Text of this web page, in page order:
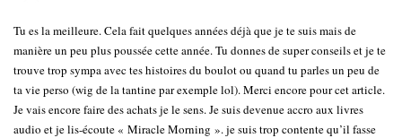
Tu es la meilleure. Cela fait quelques années déjà que je te suis mais de
manière un peu plus poussée cette année. Tu donnes de super conseils et je te
trouve trop sympa avec tes histoires du boulot ou quand tu parles un peu de
ta vie perso (wig de la tantine par exemple lol). Merci encore pour cet article.
Je vais encore faire des achats je le sens. Je suis devenue accro aux livres
audio et je lis-écoute « Miracle Morning ». je suis trop contente qu’il fasse